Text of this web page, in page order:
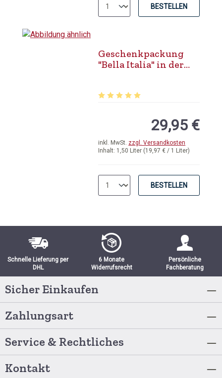
BESTELLEN
Geschenkpackung
"Bella Italia" in der
Inhalt: 1,50 Liter (19,97 € / 1 Liter)
inkl. MwSt. zzgl. Versandkosten
29,95 €
BESTELLEN
Schnelle Lieferung per
DHL
6 Monate
Widerrufsrecht
Persönliche
Fachberatung
Sicher Einkaufen
Zahlungsart
Service & Rechtliches
Kontakt